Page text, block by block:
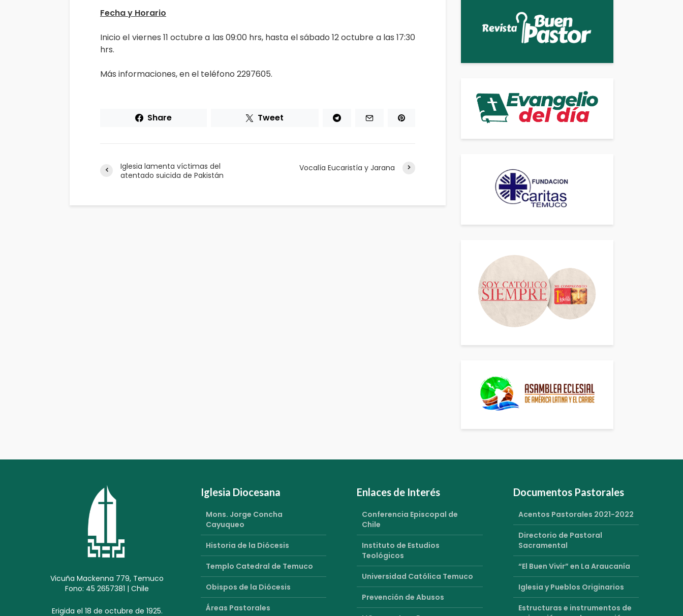
Fecha y Horario
Inicio el viernes 11 octubre a las 09:00 hrs, hasta el sábado 12 octubre a las 17:30
hrs.
Más informaciones, en el teléfono 2297605.
Share Tweet
Iglesia lamenta víctimas del
atentado suicida de Pakistán
Vocalía Eucaristía y Jarana
Vicuña Mackenna 779, Temuco
Fono: 45 2657381 | Chile
Erigida el 18 de octubre de 1925.
Iglesia Diocesana
Mons. Jorge Concha
Cayuqueo
Historia de la Diócesis
Templo Catedral de Temuco
Obispos de la Diócesis
Áreas Pastorales
Enlaces de Interés
Conferencia Episcopal de
Chile
Instituto de Estudios
Teológicos
Universidad Católica Temuco
Prevención de Abusos
Documentos Pastorales
Acentos Pastorales 2021-2022
Directorio de Pastoral
Sacramental
“El Buen Vivir” en La Araucanía
Iglesia y Pueblos Originarios
Estructuras e instrumentos de